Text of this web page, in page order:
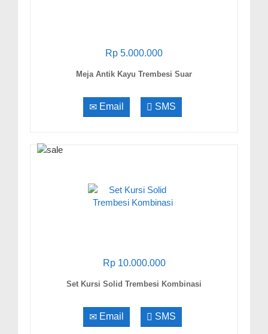
Rp 5.000.000
Meja Antik Kayu Trembesi Suar
Email SMS
Rp 10.000.000
Set Kursi Solid Trembesi Kombinasi
Email SMS